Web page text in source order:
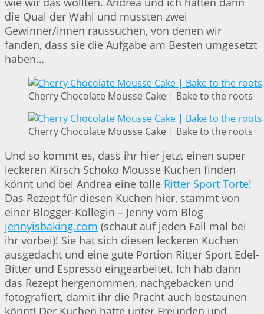
die Qual der Wahl und mussten zwei
Gewinner/innen raussuchen, von denen wir
fanden, dass sie die Aufgabe am Besten umgesetzt
haben…
Cherry Chocolate Mousse Cake | Bake to the roots
Cherry Chocolate Mousse Cake | Bake to the roots
Und so kommt es, dass ihr hier jetzt einen super
leckeren Kirsch Schoko Mousse Kuchen finden
könnt und bei Andrea eine tolle Ritter Sport Torte!
Das Rezept für diesen Kuchen hier, stammt von
einer Blogger-Kollegin – Jenny vom Blog
jennyisbaking.com (schaut auf jeden Fall mal bei
ihr vorbei)! Sie hat sich diesen leckeren Kuchen
ausgedacht und eine gute Portion Ritter Sport Edel-
Bitter und Espresso eingearbeitet. Ich hab dann
das Rezept hergenommen, nachgebacken und
fotografiert, damit ihr die Pracht auch bestaunen
könnt! Der Kuchen hatte unter Freunden und